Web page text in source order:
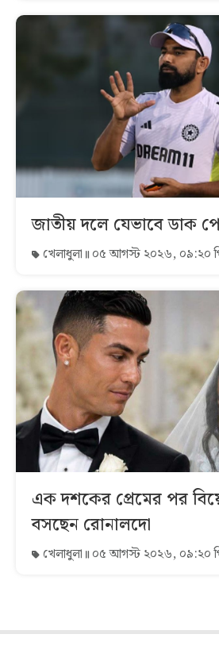
জাতীয় দলে যেভাবে ডাক
খেলাধুলা ০৫ আগস্ট ২০২৬, ০৯:২০
এক দশকের প্রেমের পর
বসছেন রোনালদো
খেলাধুলা ০৫ আগস্ট ২০২৬, ০৯:২০